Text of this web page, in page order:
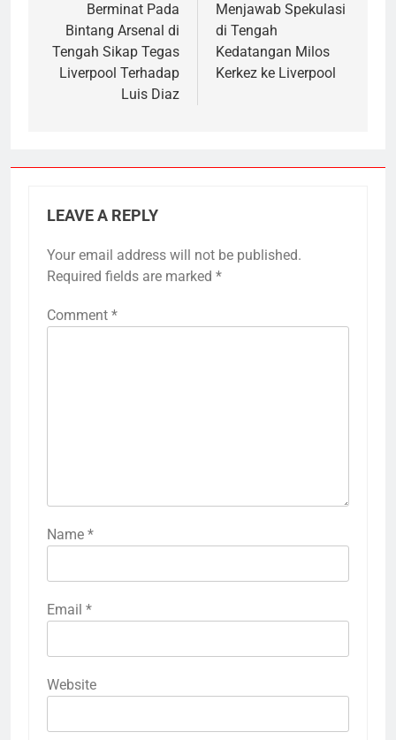
Berminat Pada
Bintang Arsenal di
Tengah Sikap Tegas
Liverpool Terhadap
Luis Diaz
Menjawab Spekulasi
di Tengah
Kedatangan Milos
Kerkez ke Liverpool
LEAVE A REPLY
Your email address will not be published.
Required fields are marked *
Comment *
Name *
Email *
Website